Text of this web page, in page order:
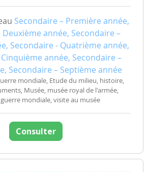
Secondaire – Première année,
Deuxième année, Secondaire –
Secondaire - Quatrième année,
année, Secondaire –
Secondaire – Septième année
mondiale, Etude du milieu, histoire,
Musée, musée royal de l'armée,
mondiale, visite au musée
Consulter